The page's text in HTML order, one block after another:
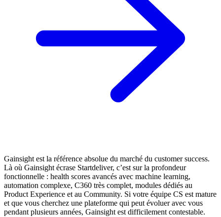
Gainsight est la référence absolue du marché du customer success.
Là où Gainsight écrase Startdeliver, c’est sur la profondeur
fonctionnelle : health scores avancés avec machine learning,
automation complexe, C360 très complet, modules dédiés au
Product Experience et au Community. Si votre équipe CS est mature
et que vous cherchez une plateforme qui peut évoluer avec vous
pendant plusieurs années, Gainsight est difficilement contestable.